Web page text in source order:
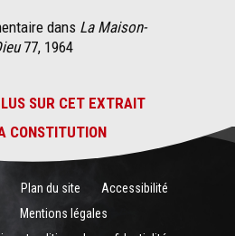
dans La Maison-
77, 1964
SUR CET EXTRAIT
CONSTITUTION
Plan du site
Accessibilité
Mentions légales